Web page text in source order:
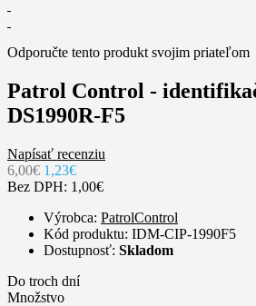
Odporučte tento produkt svojim priateľom
Patrol Control -
DS1990R-F5
Napísať recenziu
6,00€ 1,23€
Bez DPH: 1,00€
Výrobca: PatrolControl
Kód produktu: IDM-CIP-1990F5
Dostupnosť: Skladom
Do troch dní
Množstvo